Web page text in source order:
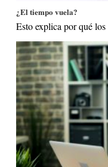
¿El tiempo vuela?
Esto explica por qué